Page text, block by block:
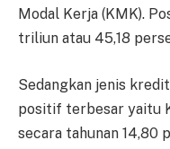
Modal Kerja (KMK).
triliun atau 45,18
Sedangkan jenis
positif terbesar yaitu
secara tahunan 14,80